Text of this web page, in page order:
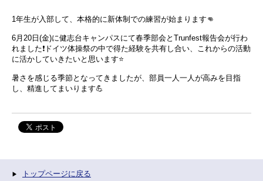
1年生が入部して、本格的に新体制での練習が始まります👊
6月20日(金)に健志台キャンパスにて春季部会とTrunfest報告会が行わ
れました❗️ドイツ体操祭の中で得た経験を共有し合い、これからの活動
に活かしていきたいと思います⭐️
暑さを感じる季節となってきましたが、部員一人一人が高みを目指
し、精進してまいります💪
トップページに戻る